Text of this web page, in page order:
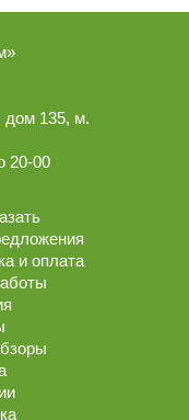
дом 135, м.
20-00
и оплата